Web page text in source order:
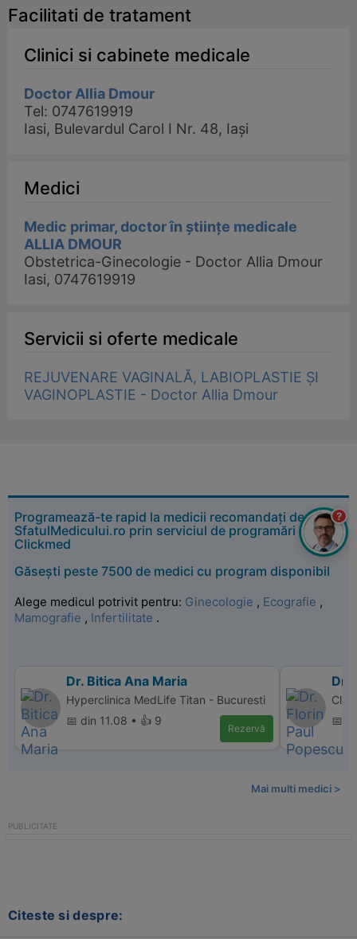
Facilitati de tratament
Clinici si cabinete medicale
Doctor Allia Dmour
Tel: 0747619919
Iasi, Bulevardul Carol I Nr. 48, Iași
Medici
Medic primar, doctor în științe medicale
ALLIA DMOUR
Obstetrica-Ginecologie - Doctor Allia Dmour
Iasi, 0747619919
Servicii si oferte medicale
REJUVENARE VAGINALĂ, LABIOPLASTIE ȘI
VAGINOPLASTIE - Doctor Allia Dmour
Programează-te rapid la medicii recomandați de
SfatulMedicului.ro prin serviciul de programări
Clickmed
Găsești peste 7500 de medici cu program disponibil
Alege medicul potrivit pentru: Ginecologie , Ecografie ,
Mamografie , Infertilitate .
Dr. Bitica Ana Maria
Hyperclinica MedLife Titan - Bucuresti
📅 din 11.08 • 👍 9
Rezervă
Dr.
📅
Mai multi medici >
Citeste si despre:
?